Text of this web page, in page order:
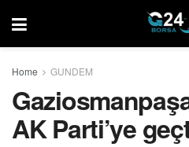
Home GUNDEM
AK Parti’ye